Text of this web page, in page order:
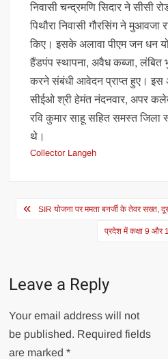
निवासी चन्द्रमणि सिदार ने सीसी
पिथौरा निवासी गौरसिंग ने मुआवजा
किए। इसके अलावा पीएम जन धन
हैंडपंप स्थापना, अवैध कब्जा, लंबित
करने संबंधी आवेदन प्राप्त हुए। इस
सीईओ श्री हेमंत नंदनवार, अपर
रवि कुमार साहू सहित समस्त जिला
थे।
Collector Langeh
Post
navigation
SIR योजना पर ममता बनर्जी के तेवर
प्रदेश में कक्षा 9 और
Leave a Reply
Your email address will not
be published. Required fields
are marked*